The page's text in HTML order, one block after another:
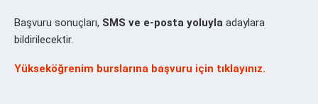
Başvuru sonuçları, SMS ve e-posta yoluyla adaylara
bildirilecektir.
Yükseköğrenim burslarına başvuru için tıklayınız.